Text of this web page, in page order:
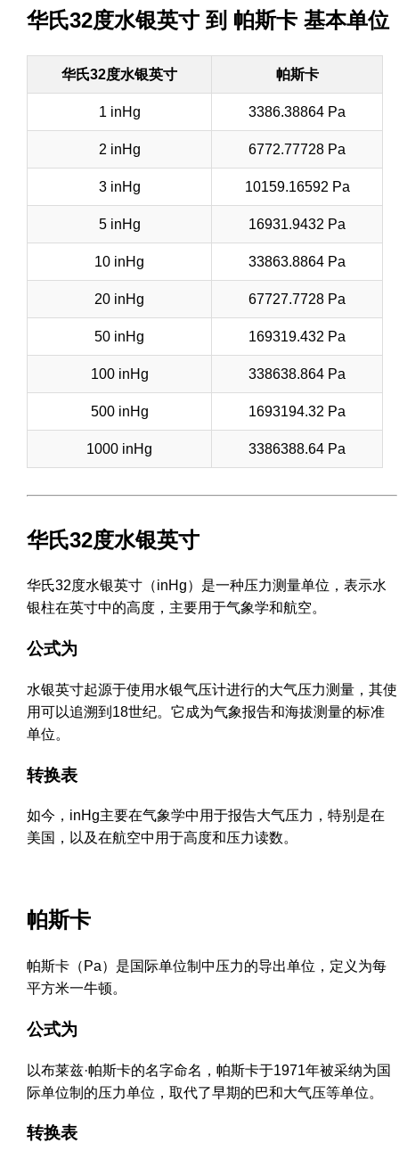
华氏32度水银英寸 到 帕斯卡 基本单位
华氏32度水银英寸 帕斯卡
1 inHg 3386.38864 Pa
2 inHg 6772.77728 Pa
3 inHg 10159.16592 Pa
5 inHg 16931.9432 Pa
10 inHg 33863.8864 Pa
20 inHg 67727.7728 Pa
50 inHg 169319.432 Pa
100 inHg 338638.864 Pa
500 inHg 1693194.32 Pa
1000 inHg 3386388.64 Pa
华氏32度水银英寸
华氏32度水银英寸（inHg）是一种压力测量单位，表示水
银柱在英寸中的高度，主要用于气象学和航空。
公式为
水银英寸起源于使用水银气压计进行的大气压力测量，其使
用可以追溯到18世纪。它成为气象报告和海拔测量的标准
单位。
转换表
如今，inHg主要在气象学中用于报告大气压力，特别是在
美国，以及在航空中用于高度和压力读数。
帕斯卡
帕斯卡（Pa）是国际单位制中压力的导出单位，定义为每
平方米一牛顿。
公式为
以布莱兹·帕斯卡的名字命名，帕斯卡于1971年被采纳为国
际单位制的压力单位，取代了早期的巴和大气压等单位。
转换表